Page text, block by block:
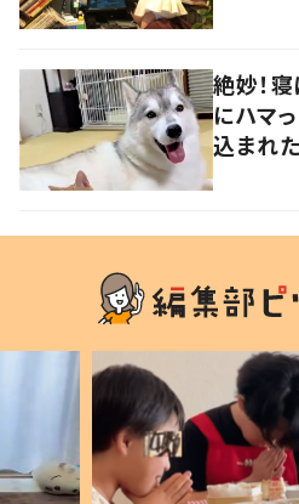
絶妙！
にハマ
込まれ